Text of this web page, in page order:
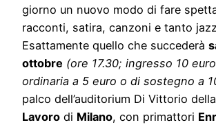
giorno un nuovo modo di fare
racconti, satira, canzoni e tanto
Esattamente quello che succederà
ottobre (ore 17.30; ingresso 10
ordinaria a 5 euro o di sostegno a
palco dell’auditorium Di Vittorio della
Lavoro di Milano, con primattori